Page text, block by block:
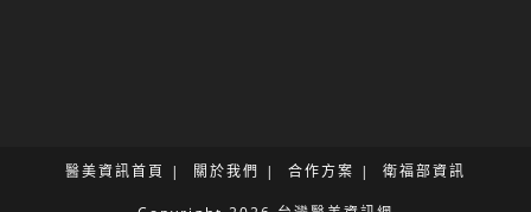
醫美資訊首頁 關於我們 合作方案 衛福部資訊